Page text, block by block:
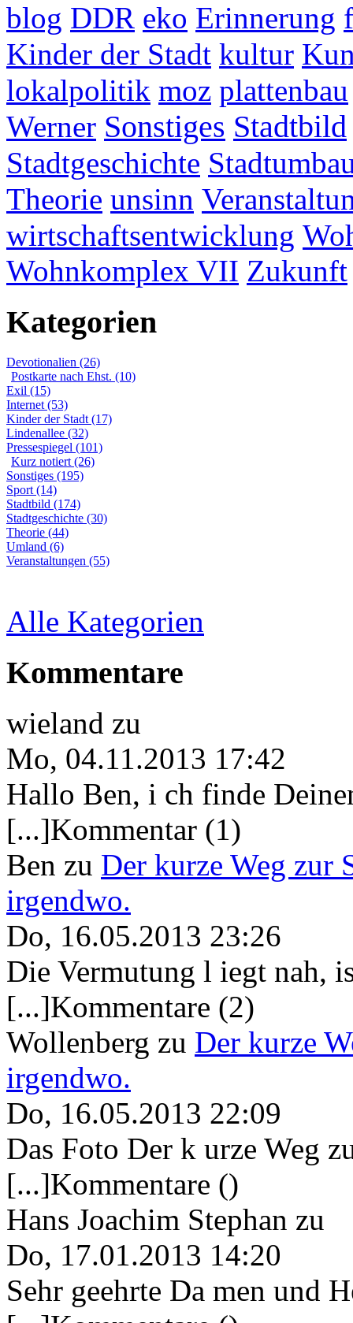
blog DDR eko Erinnerung
Kinder der Stadt kultur
lokalpolitik moz plattenbau
Werner Sonstiges Stadtbild
Stadtgeschichte
Theorie unsinn
wirtschaftsentwicklung
Wohnkomplex VII Zukunft
Kategorien
Devotionalien (26)
Postkarte nach Ehst. (10)
Exil (15)
Internet (53)
Kinder der Stadt (17)
Lindenallee (32)
Pressespiegel (101)
Kurz notiert (26)
Sonstiges (195)
Sport (14)
Stadtbild (174)
Stadtgeschichte (30)
Theorie (44)
Umland (6)
Veranstaltungen (55)
Alle Kategorien
Kommentare
wieland zu
Mo, 04.11.2013 17:42
Hallo Ben, i ch finde
[...]Kommentar (1)
Ben zu Der kurze Weg zur
irgendwo.
Do, 16.05.2013 23:26
Die Vermutung l iegt nah,
[...]Kommentare (2)
Wollenberg zu Der kurze
irgendwo.
Do, 16.05.2013 22:09
Das Foto Der k urze Weg
[...]Kommentare ()
Hans Joachim Stephan zu
Do, 17.01.2013 14:20
Sehr geehrte Da men und